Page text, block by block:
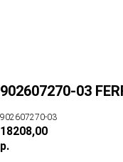
902607270-03
902607270-03
18208,00
р.